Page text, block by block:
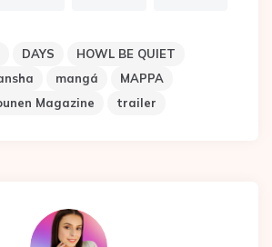
DAYS
HOWL BE QUIET
mangá
MAPPA
Magazine
trailer